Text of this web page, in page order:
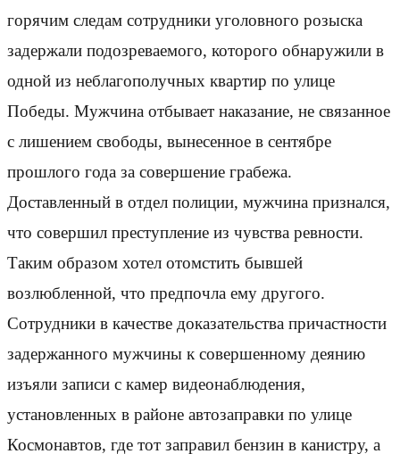
горячим следам сотрудники уголовного розыска
задержали подозреваемого, которого обнаружили в
одной из неблагополучных квартир по улице
Победы. Мужчина отбывает наказание, не связанное
с лишением свободы, вынесенное в сентябре
прошлого года за совершение грабежа.
Доставленный в отдел полиции, мужчина признался,
что совершил преступление из чувства ревности.
Таким образом хотел отомстить бывшей
возлюбленной, что предпочла ему другого.
Сотрудники в качестве доказательства причастности
задержанного мужчины к совершенному деянию
изъяли записи с камер видеонаблюдения,
установленных в районе автозаправки по улице
Космонавтов, где тот заправил бензин в канистру, а